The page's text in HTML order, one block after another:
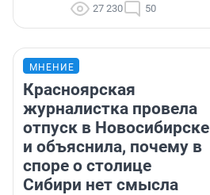
27 230 50
МНЕНИЕ
Красноярская
журналистка провела
отпуск в Новосибирске
и объяснила, почему в
споре о столице
Сибири нет смысла